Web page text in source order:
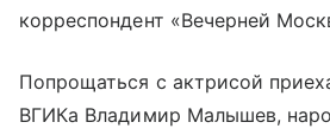
корреспондент «Вечерней
Попрощаться с актрисой
ВГИКа Владимир Малышев,